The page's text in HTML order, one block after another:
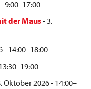
9:00–17:00
der Maus- 3.
- 14:00–18:00
Oktober 2026 - 14:00–